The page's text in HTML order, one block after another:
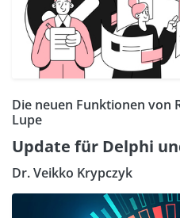
Die neuen Funktionen von
Lupe
Update für Delphi
Dr. Veikko Krypczyk